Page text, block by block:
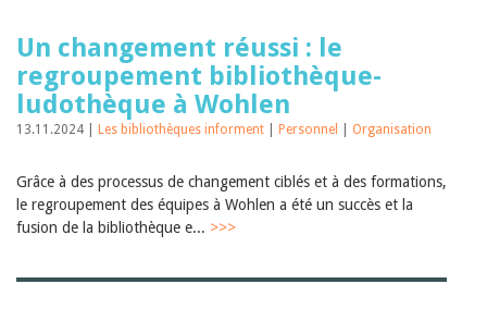
Un changement réussi : le
regroupement bibliothèque-
ludothèque à Wohlen
13.11.2024 | Les bibliothèques informent Personnel Organisation
Grâce à des processus de changement ciblés et à des formations,
le regroupement des équipes à Wohlen a été un succès et la
fusion de la bibliothèque e... >>>